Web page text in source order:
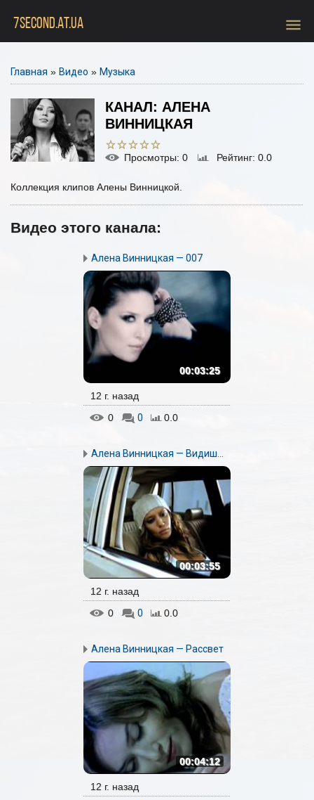
7SECOND.AT.UA menu
Главная » Видео » Музыка
КАНАЛ: АЛЕНА
ВИННИЦКАЯ
Просмотры: 0 Рейтинг: 0.0
Коллекция клипов Алены Винницкой.
Видео этого канала:
Алена Винницкая — 007
00:03:25
12 г. назад
0
0 0.0
Алена Винницкая — Видиш...
00:03:55
12 г. назад
0
0 0.0
Алена Винницкая — Рассвет
00:04:12
12 г. назад